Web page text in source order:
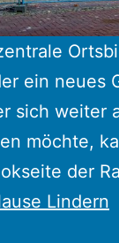
ein neues
sich weiter
möchte,
der
Lindern